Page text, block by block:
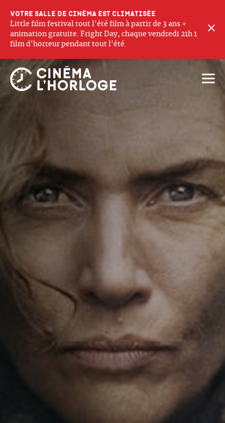
Votre salle de cinéma est climatisée
Little film festival tout l'été film à partir de 3 ans +
animation gratuite. Fright Day, chaque vendredi 21h 1
film d'horreur pendant tout l'été.